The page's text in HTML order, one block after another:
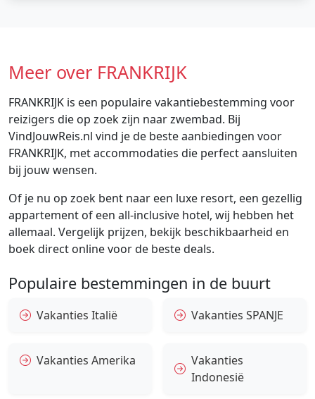
Meer over FRANKRIJK
FRANKRIJK is een populaire vakantiebestemming voor
reizigers die op zoek zijn naar zwembad. Bij
VindJouwReis.nl vind je de beste aanbiedingen voor
FRANKRIJK, met accommodaties die perfect aansluiten
bij jouw wensen.
Of je nu op zoek bent naar een luxe resort, een gezellig
appartement of een all-inclusive hotel, wij hebben het
allemaal. Vergelijk prijzen, bekijk beschikbaarheid en
boek direct online voor de beste deals.
Populaire bestemmingen in de buurt
Vakanties Italië Vakanties SPANJE
Vakanties Amerika
Vakanties
Indonesië